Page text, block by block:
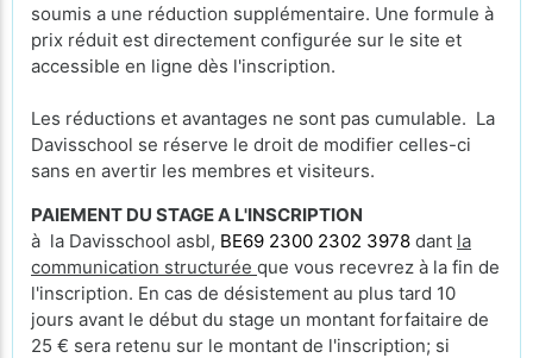
soumis a une réduction supplémentaire. Une formule à
prix réduit est directement configurée sur le site et
accessible en ligne dès l'inscription.
Les réductions et avantages ne sont pas cumulable. La
Davisschool se réserve le droit de modifier celles-ci
sans en avertir les membres et visiteurs.
PAIEMENT DU STAGE A L'INSCRIPTION
à la Davisschool asbl, BE69 2300 2302 3978 dant la
communication structurée que vous recevrez à la fin de
l'inscription. En cas de désistement au plus tard 10
jours avant le début du stage un montant forfaitaire de
25 € sera retenu sur le montant de l'inscription; si